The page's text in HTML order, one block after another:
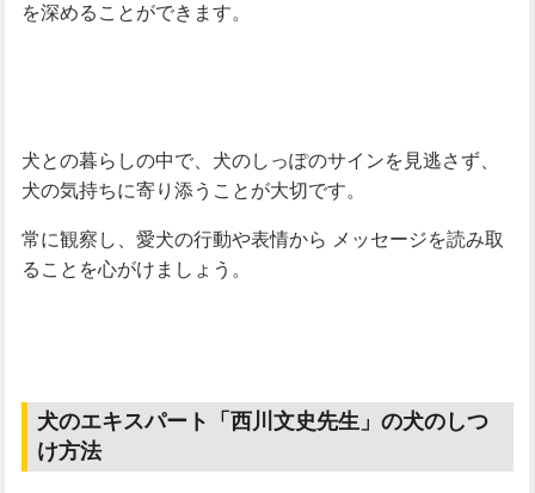
を深めることができます。
犬との暮らしの中で、犬のしっぽのサインを見逃さず、
犬の気持ちに寄り添うことが大切です。
常に観察し、愛犬の行動や表情から メッセージを読み取
ることを心がけましょう。
犬のエキスパート「西川文史先生」の犬のしつ
け方法